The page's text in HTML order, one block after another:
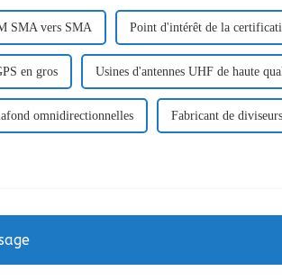
SMA vers SMA Point d'intérêt de la
en gros Usines d'antennes UHF de haute
omnidirectionnelles Fabricant de